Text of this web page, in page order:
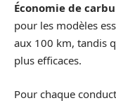
Économie de
pour les modèles
aux 100 km, tandis
plus efficaces.
Pour chaque